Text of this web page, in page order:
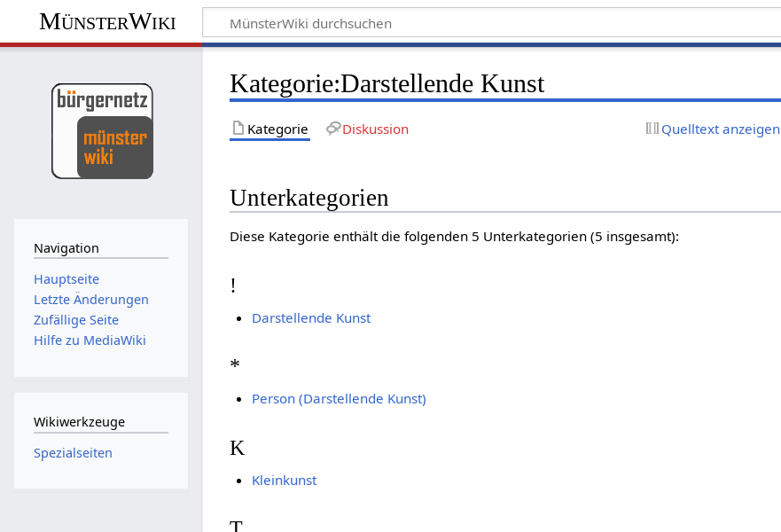
MünsterWiki
Kategorie:Darstellende Kunst
Kategorie Diskussion Quelltext anzeigen
Unterkategorien
Diese Kategorie enthält die folgenden 5 Unterkategorien (5 insgesamt):
!
Darstellende Kunst
*
Person (Darstellende Kunst)
K
Kleinkunst
Navigation
Hauptseite
Letzte Änderungen
Zufällige Seite
Hilfe zu MediaWiki
Wikiwerkzeuge
Spezialseiten